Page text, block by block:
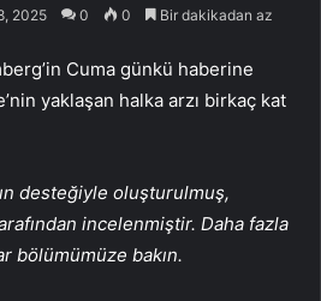
2025 0 0 Bir dakikadan az
Cuma günkü haberine
yaklaşan halka arzı birkaç kat
desteğiyle oluşturulmuş,
incelenmiştir. Daha fazla
bölümümüze bakın.